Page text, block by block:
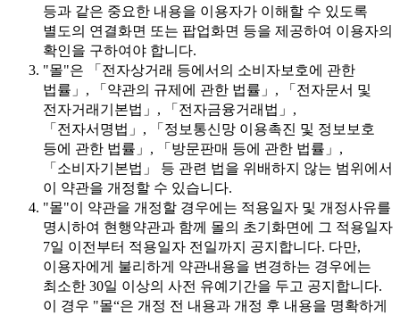
등과 같은 중요한 내용을 이용자가 이해할 수 있도록
별도의 연결화면 또는 팝업화면 등을 제공하여 이용자의
확인을 구하여야 합니다.
"몰"은 「전자상거래 등에서의 소비자보호에 관한
법률」, 「약관의 규제에 관한 법률」, 「전자문서 및
전자거래기본법」, 「전자금융거래법」,
「전자서명법」, 「정보통신망 이용촉진 및 정보보호
등에 관한 법률」, 「방문판매 등에 관한 법률」,
「소비자기본법」 등 관련 법을 위배하지 않는 범위에서
이 약관을 개정할 수 있습니다.
"몰"이 약관을 개정할 경우에는 적용일자 및 개정사유를
명시하여 현행약관과 함께 몰의 초기화면에 그 적용일자
7일 이전부터 적용일자 전일까지 공지합니다. 다만,
이용자에게 불리하게 약관내용을 변경하는 경우에는
최소한 30일 이상의 사전 유예기간을 두고 공지합니다.
이 경우 "몰“은 개정 전 내용과 개정 후 내용을 명확하게